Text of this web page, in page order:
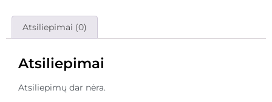
Atsiliepimai (0)
Atsiliepimai
Atsiliepimų dar nėra.